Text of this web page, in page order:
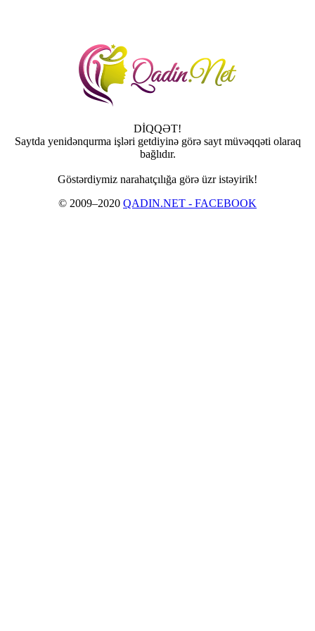
DİQQƏT!
Saytda yenidənqurma işləri getdiyinə görə sayt müvəqqəti olaraq
bağlıdır.
Göstərdiymiz narahatçılığa görə üzr istəyirik!
© 2009–2020 QADIN.NET - FACEBOOK